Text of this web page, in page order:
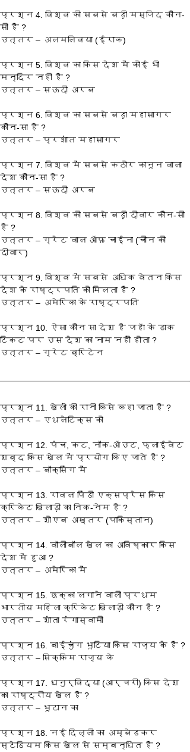
प्रश्‍न 4. विश्व की सबसे बड़ी मस्जिद कौन-
सी है ?
उत्तर – अलमलिवया (ईराक)
प्रश्‍न 5. विश्व का किस देश में कोई भी
मन्दिर नही है ?
उत्तर – सऊदी अरब
प्रश्‍न 6. विश्व का सबसे बड़ा महासागर
कौन-सा है ?
उत्तर – प्रशांत महासागर
प्रश्‍न 7. विश्व में सबसे कठोर कानून वाला
देश कौन-सा है ?
उत्तर – सऊदी अरब
प्रश्‍न 8. विश्व की सबसे बड़ी दीवार कौन-सी
है ?
उत्तर – ग्रेट वाल ऑफ़ चाईना (चीन की
दीवार)
प्रश्‍न 9. विश्व में सबसे अधिक वेतन किस
देश के राष्ट्रपति को मिलता है ?
उत्तर – अमेरिका के राष्ट्रपति
प्रश्‍न 10. ऐसा कौन सा देश है जहाँ के डाक
टिकट पर उस देश का नाम नहीं होता ?
उत्तर – ग्रेट ब्रिटेन
प्रश्‍न 11. खेलों की रानी किसे कहा जाता है ?
उत्तर – एथलेटिक्स को
प्रश्‍न 12. पंच, कट, नॉक-ऑउट, फ्लाईवेट
शब्द किस खेल में प्रयोग किए जाते है ?
उत्तर – बॉक्सिंग में
प्रश्‍न 13. रावल पिंडी एक्सप्रेस किस
क्रिकेट खिलाड़ी का निक-नेम है ?
उत्तर – शोएब अख्तर (पाकिस्तान)
प्रश्‍न 14. वॉलीबॉल खेल का अविष्कार किस
देश में हुआ ?
उत्तर – अमेरिका में
प्रश्‍न 15. छक्का लगाने वाली प्रथम
भारतीय महिला क्रिकेट खिलाड़ी कौन है ?
उत्तर – शांता रंगास्वामी
प्रश्‍न 16. बाईचुंग भूटिया किस राज्य के है ?
उत्तर – सिक्किम राज्य के
प्रश्‍न 17. धनुर्विद्या (आर्चरी) किस देश
का राष्ट्रीय खेल है ?
उत्तर – भूटान का
प्रश्‍न 18. नई दिल्ली का अम्बेडकर
स्टेडियम किस खेल से सम्बन्धित है ?